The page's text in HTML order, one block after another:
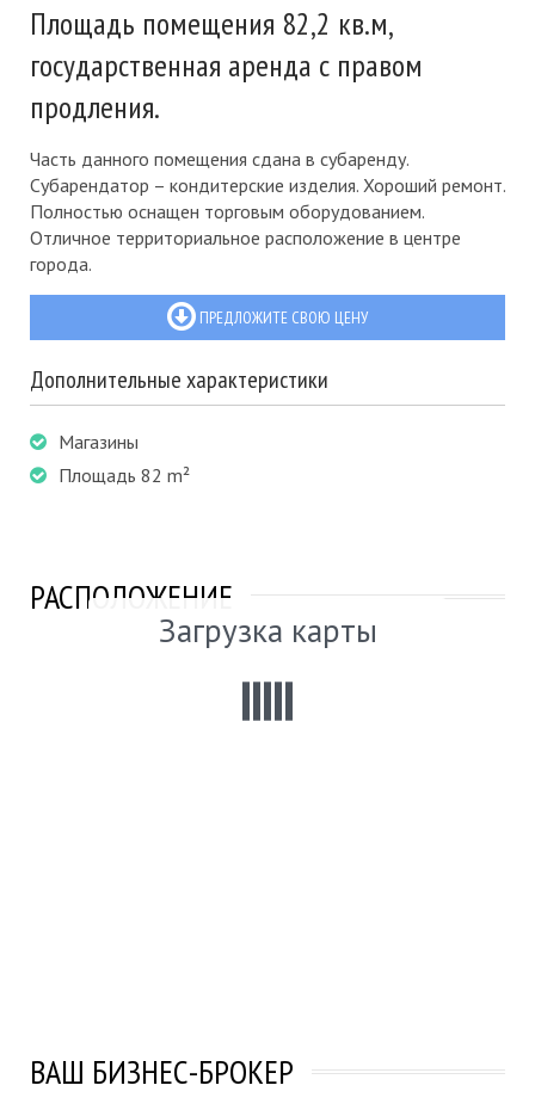
Площадь помещения 82,2 кв.м,
государственная аренда с правом
продления.
Часть данного помещения сдана в субаренду.
Субарендатор – кондитерские изделия. Хороший ремонт.
Полностью оснащен торговым оборудованием.
Отличное территориальное расположение в центре
города.
ПРЕДЛОЖИТЕ СВОЮ ЦЕНУ
Дополнительные характеристики
Магазины
Площадь 82 m²
РАСПОЛОЖЕНИЕ
Загрузка карты
ВАШ БИЗНЕС-БРОКЕР